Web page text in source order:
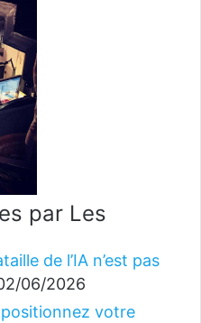
par Les
de l’IA n’est pas
06/2026
positionnez votre